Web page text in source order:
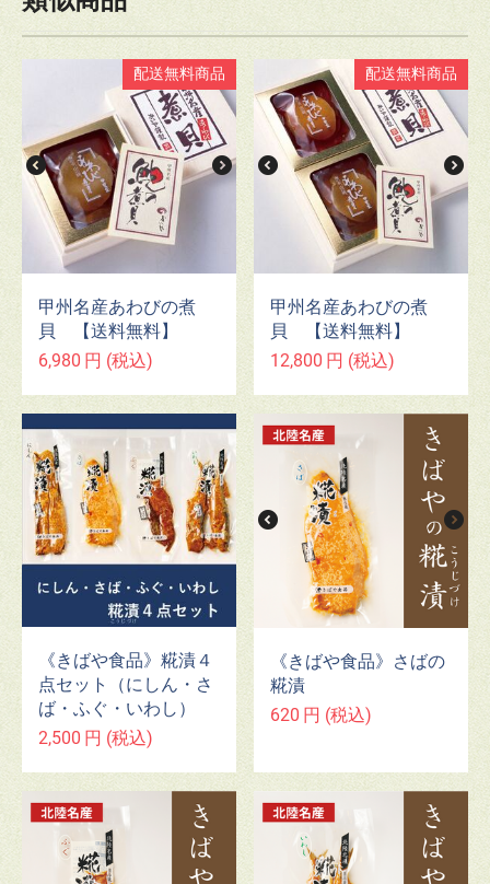
配送無料商品
甲州名産あわびの煮
貝 【送料無料】
6,980 円 (税込)
配送無料商品
甲州名産あわびの煮
貝 【送料無料】
12,800 円 (税込)
《きばや食品》糀漬４
点セット（にしん・さ
ば・ふぐ・いわし）
2,500 円 (税込)
《きばや食品》さばの
糀漬
620 円 (税込)